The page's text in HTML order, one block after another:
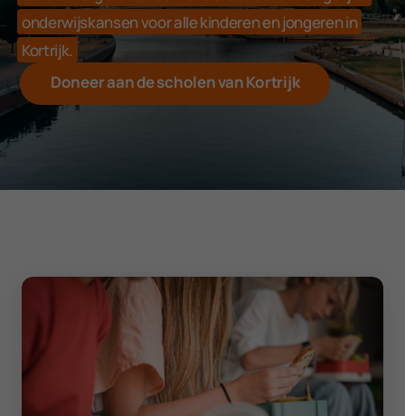
onderwijskansen voor alle kinderen en jongeren in
Kortrijk.
Doneer aan de scholen van Kortrijk